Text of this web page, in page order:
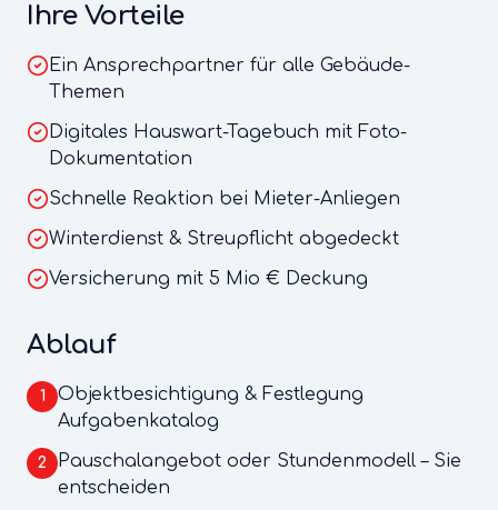
Ihre Vorteile
Ein Ansprechpartner für alle Gebäude-
Themen
Digitales Hauswart-Tagebuch mit Foto-
Dokumentation
Schnelle Reaktion bei Mieter-Anliegen
Winterdienst & Streupflicht abgedeckt
Versicherung mit 5 Mio € Deckung
Ablauf
1
Objektbesichtigung & Festlegung
Aufgabenkatalog
2
Pauschalangebot oder Stundenmodell – Sie
entscheiden